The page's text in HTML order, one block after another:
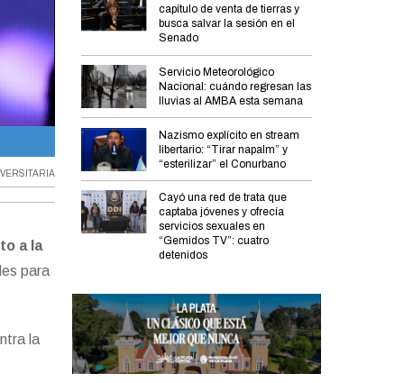
Javier Milei.
a la
para
la
capítulo de venta de tierras y
busca salvar la sesión en el
Senado
Servicio Meteorológico
Nacional: cuándo regresan las
lluvias al AMBA esta semana
Nazismo explícito en stream
libertario: “Tirar napalm” y
“esterilizar” el Conurbano
Cayó una red de trata que
captaba jóvenes y ofrecía
servicios sexuales en
“Gemidos TV”: cuatro
detenidos